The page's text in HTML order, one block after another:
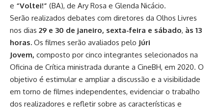
e “Voltei!” (BA), de Ary Rosa e Glenda Nicácio.
Serão realizados debates com diretores da Olhos Livres
nos dias 29 e 30 de janeiro, sexta-feira e sábado, às 13
horas. Os filmes serão avaliados pelo Júri
Jovem, composto por cinco integrantes selecionados na
Oficina de Crítica ministrada durante a CineBH, em 2020. O
objetivo é estimular e ampliar a discussão e a visibilidade
em torno de filmes independentes, evidenciar o trabalho
dos realizadores e refletir sobre as características e